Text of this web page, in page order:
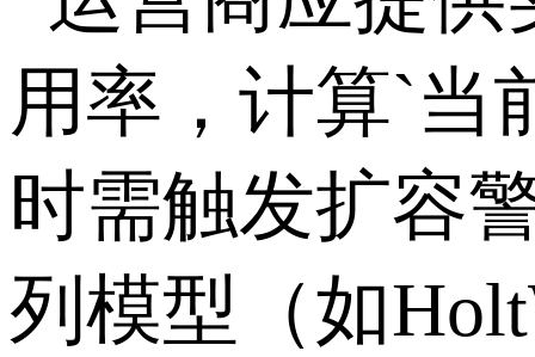
用率，计算`当
时需触发扩容
列模型（如